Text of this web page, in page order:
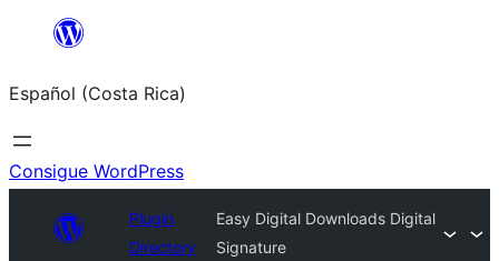
Saltar
contenido
Español (Costa Rica)
Consigue WordPress
Plugin
Directory
Easy Digital Downloads Digital
Signature